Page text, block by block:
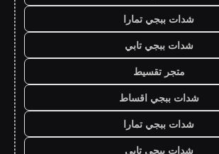
شدات ببجي تمارا
شدات ببجي تابي
متجر تقسيط
شدات ببجي اقساط
شدات ببجي تمارا
شدات ببجي تابي